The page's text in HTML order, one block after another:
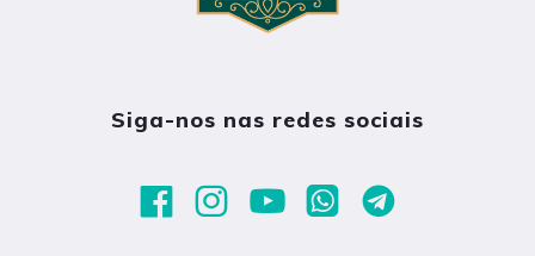
Siga-nos nas redes sociais